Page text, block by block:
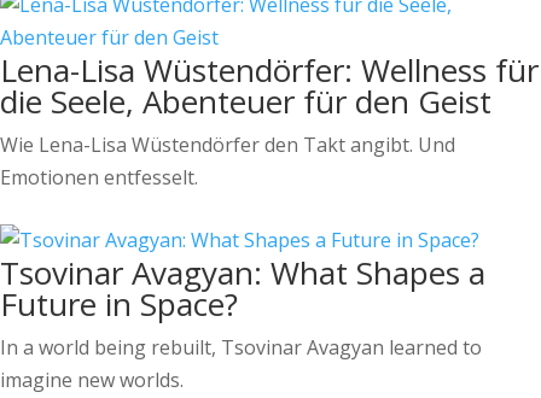
Lena-Lisa Wüstendörfer: Wellness für
die Seele, Abenteuer für den Geist
Wie Lena-Lisa Wüstendörfer den Takt angibt. Und
Emotionen entfesselt.
Tsovinar Avagyan: What Shapes a
Future in Space?
In a world being rebuilt, Tsovinar Avagyan learned to
imagine new worlds.